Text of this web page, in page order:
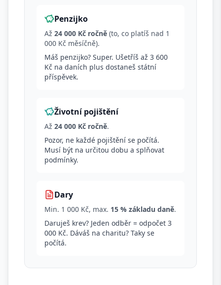
Penzijko
Až 24 000 Kč ročně (to, co platíš nad 1
000 Kč měsíčně).
Máš penzijko? Super. Ušetříš až 3 600
Kč na daních plus dostaneš státní
příspěvek.
Životní pojištění
Až 24 000 Kč ročně.
Pozor, ne každé pojištění se počítá.
Musí být na určitou dobu a splňovat
podmínky.
Dary
Min. 1 000 Kč, max. 15 % základu daně.
Daruješ krev? Jeden odběr = odpočet 3
000 Kč. Dáváš na charitu? Taky se
počítá.